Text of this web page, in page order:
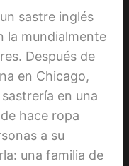
sastre inglés
la mundialmente
Después de
en Chicago,
en una
hace ropa
a su
una familia de